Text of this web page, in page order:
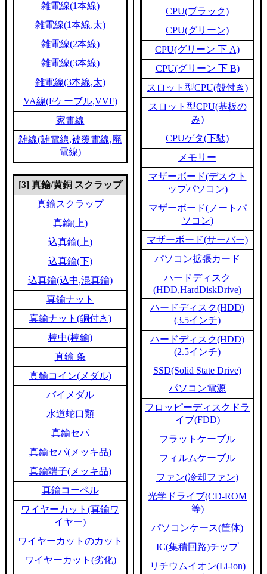
雑電線(1本線)
雑電線(1本線,太)
雑電線(2本線)
雑電線(3本線)
雑電線(3本線,太)
VA線(Fケーブル,VVF)
家電線
雑線(雑電線,被覆電線,廃
電線)
[3] 真鍮/黄銅 スクラップ
真鍮スクラップ
真鍮(上)
込真鍮(上)
込真鍮(下)
込真鍮(込中,混真鍮)
真鍮ナット
真鍮ナット(銅付き)
棒中(棒鍮)
真鍮 条
真鍮コイン(メダル)
バイメダル
水道蛇口類
真鍮セパ
真鍮セパ(メッキ品)
真鍮端子(メッキ品)
真鍮コーペル
ワイヤーカット(真鍮ワ
イヤー)
ワイヤーカットのカット
ワイヤーカット(劣化)
CPU(ブラック)
CPU(グリーン)
CPU(グリーン 下 A)
CPU(グリーン 下 B)
スロット型CPU(殻付き)
スロット型CPU(基板の
み)
CPUゲタ(下駄)
メモリー
マザーボード(デスクト
ップパソコン)
マザーボード(ノートパ
ソコン)
マザーボード(サーバー)
パソコン拡張カード
ハードディスク
(HDD,HardDiskDrive)
ハードディスク(HDD)
(3.5インチ)
ハードディスク(HDD)
(2.5インチ)
SSD(Solid State Drive)
パソコン電源
フロッピーディスクドラ
イブ(FDD)
フラットケーブル
フィルムケーブル
ファン(冷却ファン)
光学ドライブ(CD-ROM
等)
パソコンケース(筐体)
IC(集積回路)チップ
リチウムイオン(Li-ion)